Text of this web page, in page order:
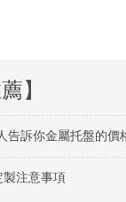
】
告訴你金屬托盤的價
注意事項